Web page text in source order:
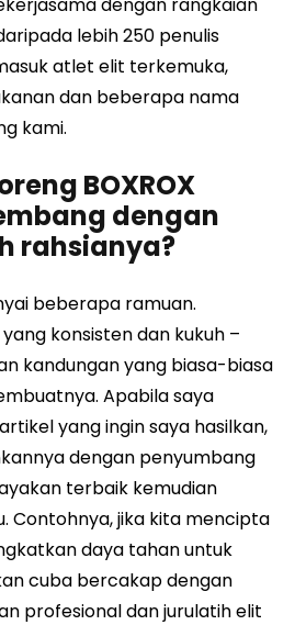
lebih 250 penulis
atlet elit terkemuka,
dan beberapa nama
kami.
BOXROX
dengan
rahsianya?
beberapa ramuan.
konsisten dan kukuh –
kandungan yang biasa-biasa
Apabila saya
yang ingin saya hasilkan,
dengan penyumbang
terbaik kemudian
Contohnya, jika kita mencipta
daya tahan untuk
cuba bercakap dengan
profesional dan jurulatih elit